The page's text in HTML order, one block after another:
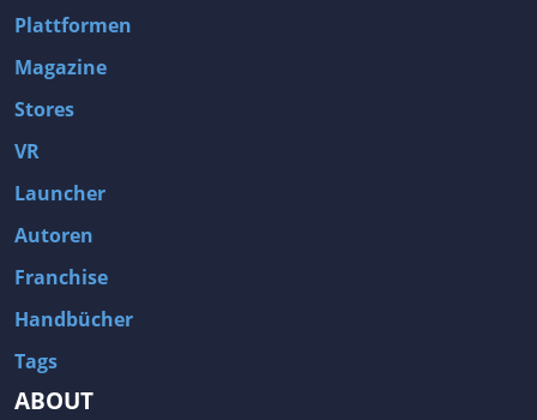
Plattformen
Magazine
Stores
VR
Launcher
Autoren
Franchise
Handbücher
Tags
ABOUT